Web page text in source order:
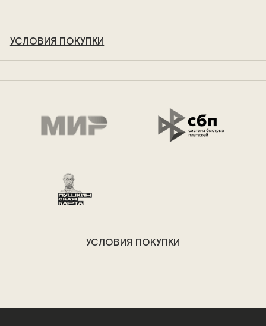
УСЛОВИЯ ПОКУПКИ
УСЛОВИЯ ПОКУПКИ